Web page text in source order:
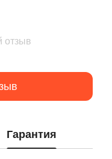
отзыв
Гарантия